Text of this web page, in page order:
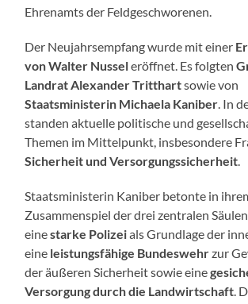
Ehrenamts der Feldgeschworenen.
Der Neujahrsempfang wurde mit einer
von Walter Nusseleröffnet. Es folgten
Landrat Alexander Tritthartsowie von
Staatsministerin Michaela Kaniber . In
standen aktuelle politische und
Themen im Mittelpunkt, insbesondere
Sicherheit und Versorgungssicherheit
Staatsministerin Kaniber betonte in
Zusammenspiel der drei zentralen
einestarke Polizeials Grundlage der
eine leistungsfähige Bundeswehrzur
der äußeren Sicherheit sowie eine
Versorgung durch die Landwirtschaft .